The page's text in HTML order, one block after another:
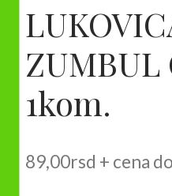
ZUMBUL
1kom.
89,00rsd + cena